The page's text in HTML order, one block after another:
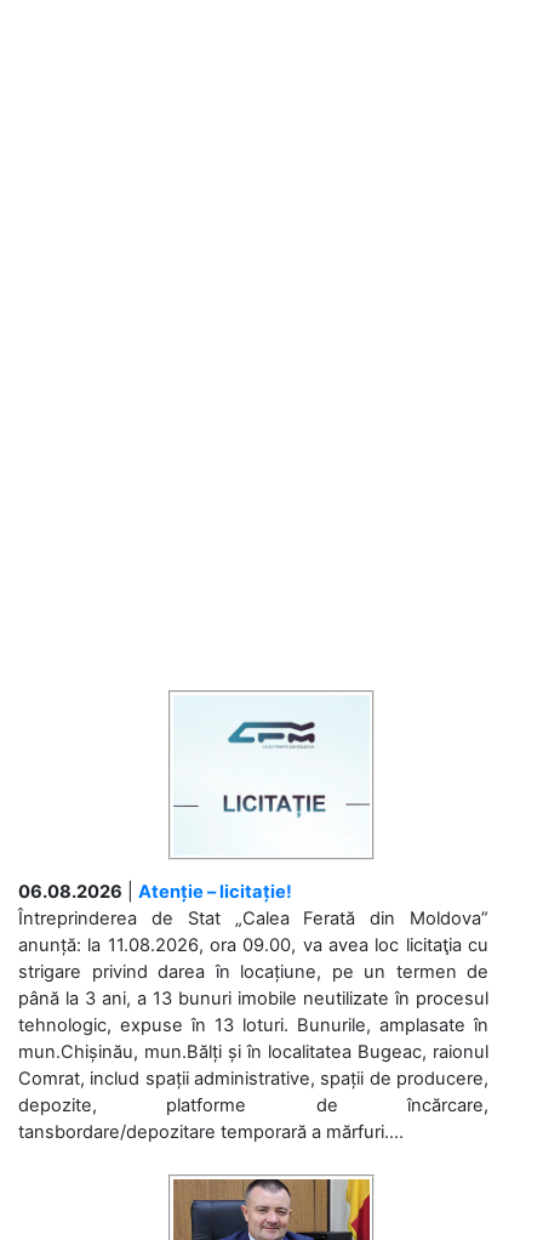
06.08.2026
Atenție – licitație!
Întreprinderea de Stat „Calea Ferată din Moldova”
anunță: la 11.08.2026, ora 09.00, va avea loc licitaţia cu
strigare privind darea în locațiune, pe un termen de
până la 3 ani, a 13 bunuri imobile neutilizate în procesul
tehnologic, expuse în 13 loturi. Bunurile, amplasate în
mun.Chișinău, mun.Bălți și în localitatea Bugeac, raionul
Comrat, includ spații administrative, spații de producere,
depozite, platforme de încărcare,
tansbordare/depozitare temporară a mărfuri....